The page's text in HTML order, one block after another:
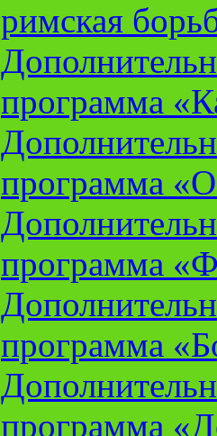
римская
программа
программа
программа
программа
программа